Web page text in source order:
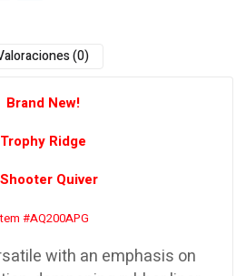
(0)
Brand New!
Trophy Ridge
Quiver
#AQ200APG
with an emphasis on